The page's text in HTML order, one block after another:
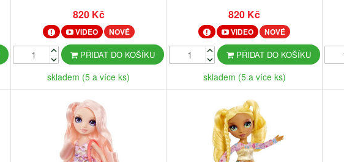
820 Kč
VIDEO NOVÉ
PŘIDAT DO KOŠÍKU
skladem (5 a více ks)
820 Kč
VIDEO NOVÉ
PŘIDAT DO KOŠÍKU
skladem (5 a více ks)